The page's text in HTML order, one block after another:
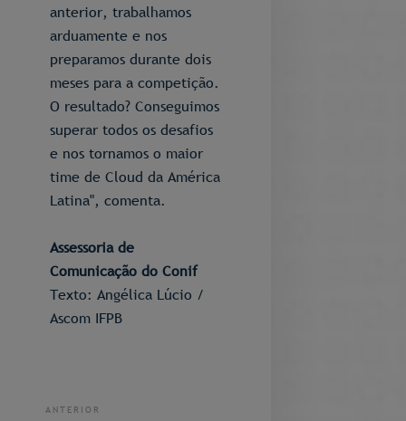
anterior, trabalhamos
arduamente e nos
preparamos durante dois
meses para a competição.
O resultado? Conseguimos
superar todos os desafios
e nos tornamos o maior
time de Cloud da América
Latina", comenta.
Assessoria de
Comunicação do Conif
Texto: Angélica Lúcio /
Ascom IFPB
ANTERIOR